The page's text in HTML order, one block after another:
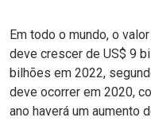
Em todo o mundo, o
deve crescer de US$ 9
bilhões em 2022,
deve ocorrer em 2020,
ano haverá um aumento